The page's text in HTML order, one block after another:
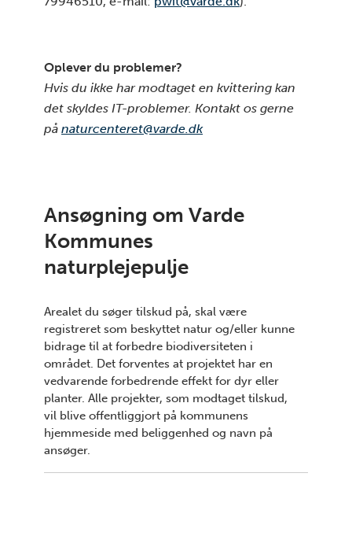
Oplever du problemer?
Hvis du ikke har modtaget en kvittering kan
det skyldes IT-problemer. Kontakt os gerne
på naturcenteret@varde.dk
Ansøgning om Varde
Kommunes
naturplejepulje
Arealet du søger tilskud på, skal være
registreret som beskyttet natur og/eller kunne
bidrage til at forbedre biodiversiteten i
området. Det forventes at projektet har en
vedvarende forbedrende effekt for dyr eller
planter. Alle projekter, som modtaget tilskud,
vil blive offentliggjort på kommunens
hjemmeside med beliggenhed og navn på
ansøger.